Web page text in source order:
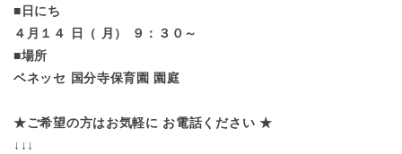
■日にち
４月１４ 日（ 月） ９：３０～
■場所
ベネッセ 国分寺保育園 園庭
★ご希望の方はお気軽に お電話ください ★
↓↓↓